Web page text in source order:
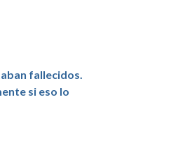
fallecidos.
si eso lo